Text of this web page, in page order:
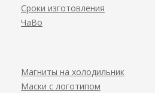
Сроки изготовления
ЧаВо
Магниты на холодильник
Маски с логотипом